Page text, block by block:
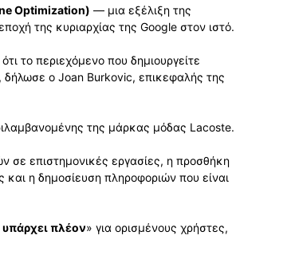
Optimization) — μια εξέλιξη της
της κυριαρχίας της Google στον ιστό.
το περιεχόμενο που δημιουργείτε
δήλωσε ο Joan Burkovic, επικεφαλής της
της μάρκας μόδας Lacoste.
σε επιστημονικές εργασίες, η προσθήκη
η δημοσίευση πληροφοριών που είναι
υπάρχει πλέον» για ορισμένους χρήστες,